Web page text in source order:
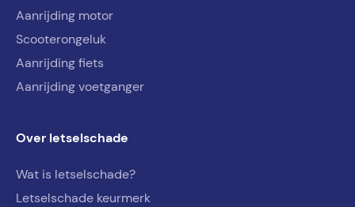
Aanrijding motor
Scooterongeluk
Aanrijding fiets
Aanrijding voetganger
Over letselschade
Wat is letselschade?
Letselschade keurmerk